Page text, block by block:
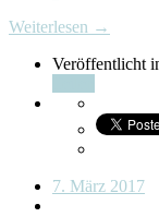
Weiterlesen →
Veröffentlicht
7. März 2017